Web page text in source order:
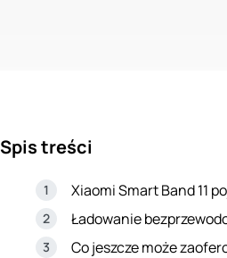
Spis treści
Xiaomi Smart Band 11
Ładowanie
Co jeszcze może